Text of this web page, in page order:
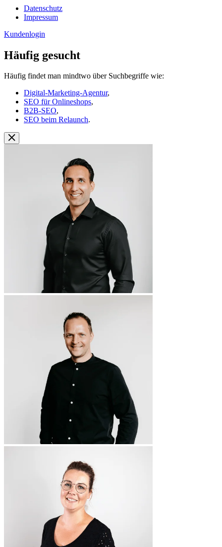
Datenschutz
Impressum
Kundenlogin
Häufig gesucht
Häufig findet man mindtwo über Suchbegriffe wie:
Digital-Marketing-Agentur,
SEO für Onlineshops,
B2B-SEO,
SEO beim Relaunch.